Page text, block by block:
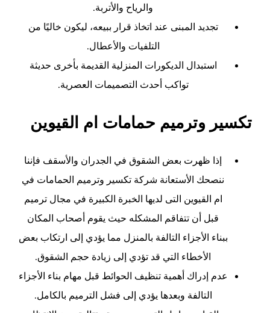
والرياح والأتربة.
تجديد المبنى عند اتخاذ قرار ببيعه، ليكون خاليًا من
التلفيات والأعطال.
استبدال الديكورات المنزلية القديمة بأخرى حديثة
تواكب أحدث التصميمات العصرية.
تكسير وترميم حمامات ام القيوين
إذا ظهرت بعض الشقوق في الجدران والأسقف فإننا
ننصحك الأستعانة شركة تكسير وترميم الحمامات في
ام القيوين التى لديها الخبرة الكبيرة في مجال ترميم
قبل أن تتفاقم المشكله حيث يقوم أصحاب المكان
ببناء الأجزاء التالفة بالمنزل مما يؤدي إلى ارتكاب بعض
الأخطاء التي قد تؤدي إلى زيادة حجم الشقوق.
عدم إدراك أهمية تنظيف الحوائط قبل مهام بناء الأجزاء
التالفة وبعدها يؤدي إلى فشل الترميم بالكامل.